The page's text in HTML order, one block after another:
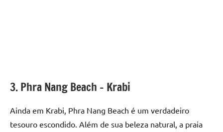
3. Phra Nang Beach – Krabi
Ainda em Krabi, Phra Nang Beach é um verdadeiro
tesouro escondido. Além de sua beleza natural, a praia